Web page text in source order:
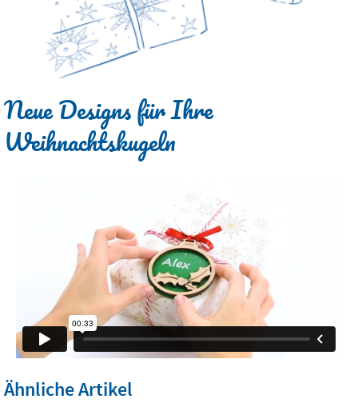
Neue Designs für Ihre
Weihnachtskugeln
Ähnliche Artikel